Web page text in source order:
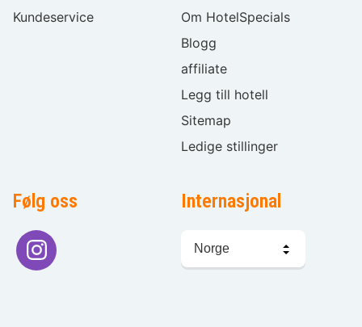
Kundeservice
Om HotelSpecials
Blogg
affiliate
Legg till hotell
Sitemap
Ledige stillinger
Følg oss Internasjonal